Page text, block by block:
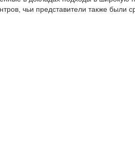
чьи представители также были